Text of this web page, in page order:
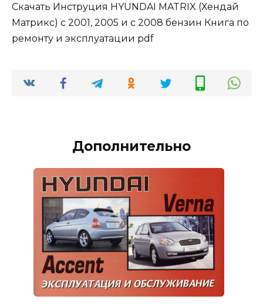
Скачать Инструция HYUNDAI MATRIX (Хендай
Матрикс) с 2001, 2005 и с 2008 бензин Книга по
ремонту и эксплуатации pdf
Дополнительно